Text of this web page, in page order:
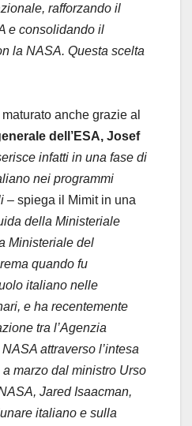
rafforzando il
e consolidando il
la NASA. Questa scelta
anche grazie al
dell’ESA, Josef
infatti in una fase di
nei programmi
– spiega il Mimit in una
della Ministeriale
Ministeriale del
quando fu
italiano nelle
e ha recentemente
tra l’Agenzia
attraverso l’intesa
marzo dal ministro Urso
Jared Isaacman,
italiano e sulla